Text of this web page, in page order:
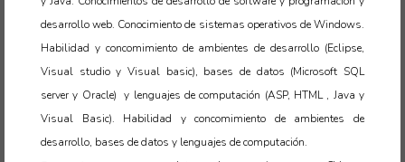
desarrollo web. Conocimiento de sistemas operativos de Windows.
Habilidad y concomimiento de ambientes de desarrollo (Eclipse,
Visual studio y Visual basic), bases de datos (Microsoft SQL
server y Oracle) y lenguajes de computación (ASP, HTML , Java y
Visual Basic). Habilidad y concomimiento de ambientes de
desarrollo, bases de datos y lenguajes de computación.